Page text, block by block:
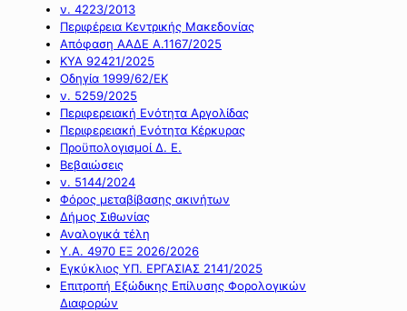
ν. 4223/2013
Περιφέρεια Κεντρικής Μακεδονίας
Απόφαση ΑΑΔΕ Α.1167/2025
ΚΥΑ 92421/2025
Οδηγία 1999/62/ΕΚ
ν. 5259/2025
Περιφερειακή Ενότητα Αργολίδας
Περιφερειακή Ενότητα Κέρκυρας
Προϋπολογισμοί Δ. Ε.
Βεβαιώσεις
ν. 5144/2024
Φόρος μεταβίβασης ακινήτων
Δήμος Σιθωνίας
Αναλογικά τέλη
Υ.Α. 4970 ΕΞ 2026/2026
Εγκύκλιος ΥΠ. ΕΡΓΑΣΙΑΣ 2141/2025
Επιτροπή Εξώδικης Επίλυσης Φορολογικών
Διαφορών